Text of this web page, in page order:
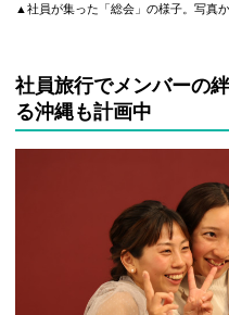
▲社員が集った「総会」の様子。写真
社員旅行でメンバーの
る沖縄も計画中